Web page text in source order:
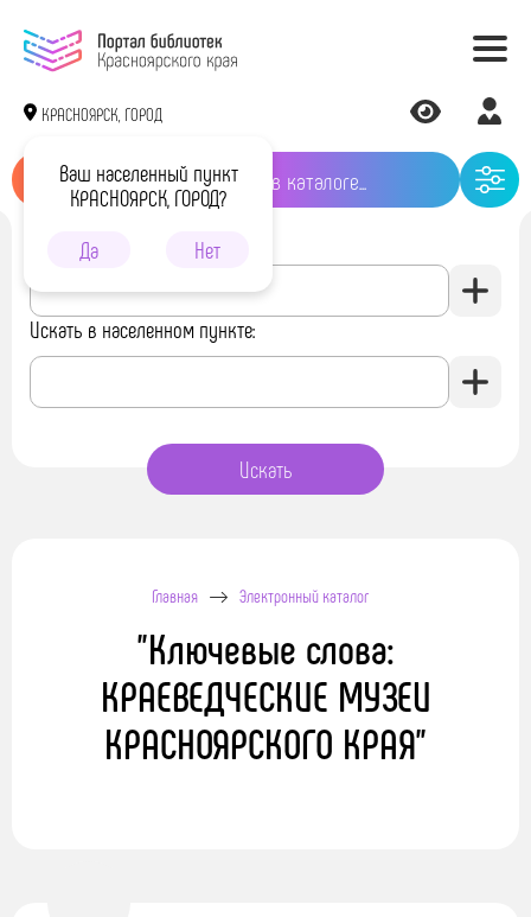
КРАСНОЯРСК, ГОРОД
Ваш населенный пункт
КРАСНОЯРСК, ГОРОД?
Да
Нет
Искать в библиотеке:
Искать в населенном пункте:
Главная Электронный каталог
"Ключевые слова:
КРАЕВЕДЧЕСКИЕ МУЗЕИ
КРАСНОЯРСКОГО КРАЯ"